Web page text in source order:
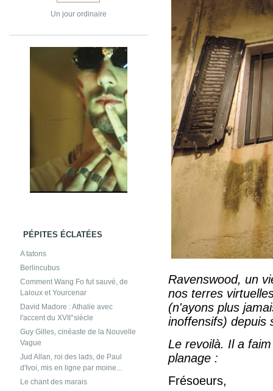
Un jour ordinaire
PÉPITES ÉCLATÉES
A tatons
Berlincubus
Comment Wang Fo fut sauvé, de
Laloux et Yourcenar
David Madore : Athalie avec
l'accent du XVII°siècle
Guy Gilles, cinéaste de la Nouvelle
Vague
Jud Allan, roi des lads, de Paul
d'Ivoi, mis en ligne par moine...
Le chant des marais
Ravenswood, un
nos terres
(n'ayons plus
inoffensifs) depuis
Le revoilà. Il a
planage :
Frésoeurs,